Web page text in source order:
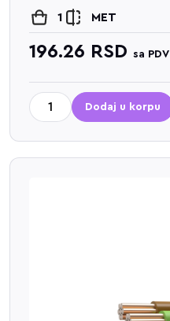
1 MET
196.26 RSD sa PDV
Dodaj u korpu